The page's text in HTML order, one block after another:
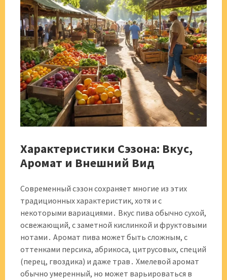
Характеристики Сэзона: Вкус,
Аромат и Внешний Вид
Современный сэзон сохраняет многие из этих
традиционных характеристик, хотя и с
некоторыми вариациями․ Вкус пива обычно сухой,
освежающий, с заметной кислинкой и фруктовыми
нотами․ Аромат пива может быть сложным, с
оттенками персика, абрикоса, цитрусовых, специй
(перец, гвоздика) и даже трав․ Хмелевой аромат
обычно умеренный, но может варьироваться в